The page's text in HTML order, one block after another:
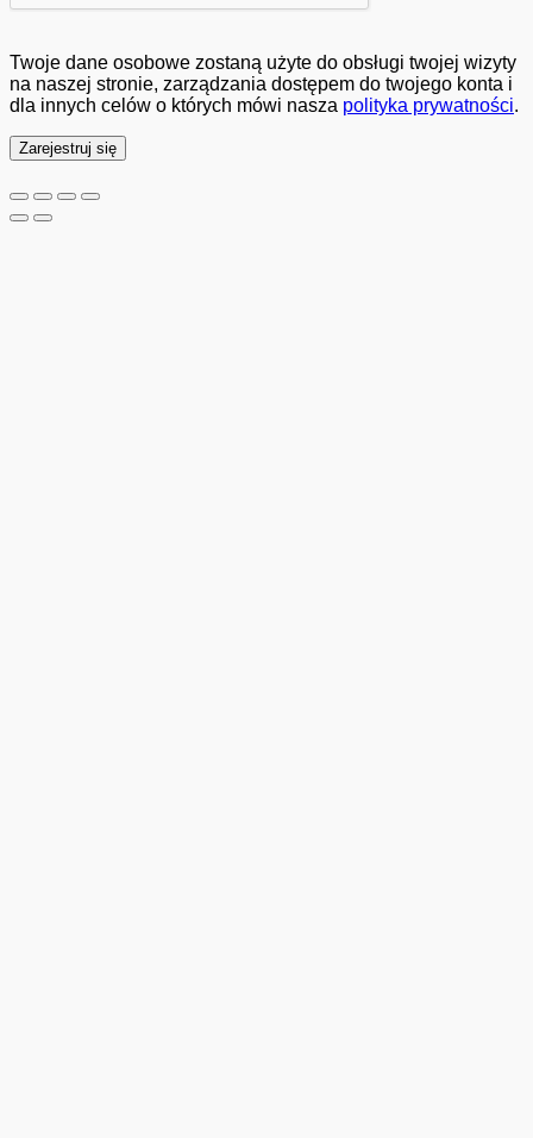
Twoje dane osobowe zostaną użyte do obsługi twojej wizyty
na naszej stronie, zarządzania dostępem do twojego konta i
dla innych celów o których mówi nasza polityka prywatności.
Zarejestruj się